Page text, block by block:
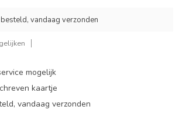
vandaag verzonden
mogelijk
kaartje
vandaag verzonden